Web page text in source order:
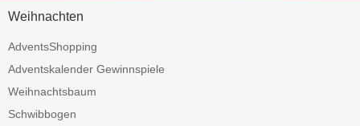
Weihnachten
AdventsShopping
Adventskalender Gewinnspiele
Weihnachtsbaum
Schwibbogen